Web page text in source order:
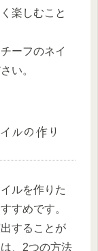
楽しむこと
ーフのネイ
い。
ルの作り
ルを作りた
すめです。
することが
、2つの方法